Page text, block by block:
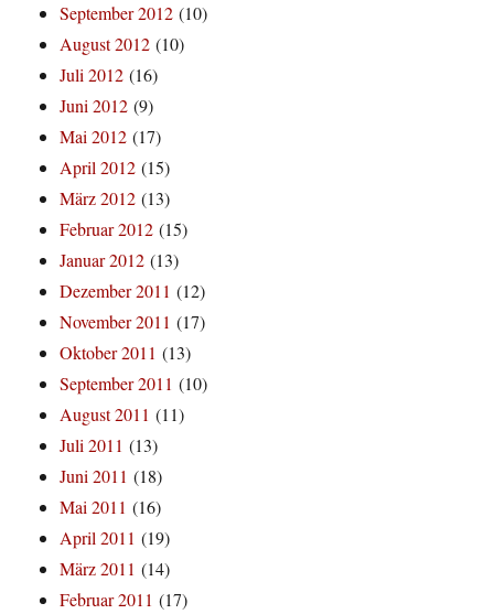
September 2012 (10)
August 2012 (10)
Juli 2012 (16)
Juni 2012 (9)
Mai 2012 (17)
April 2012 (15)
März 2012 (13)
Februar 2012 (15)
Januar 2012 (13)
Dezember 2011 (12)
November 2011 (17)
Oktober 2011 (13)
September 2011 (10)
August 2011 (11)
Juli 2011 (13)
Juni 2011 (18)
Mai 2011 (16)
April 2011 (19)
März 2011 (14)
Februar 2011 (17)